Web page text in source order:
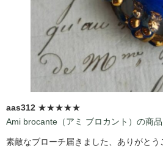
aas312 ★★★★★
Ami brocante（アミ ブロカント）の商
素敵なブローチ届きました、ありがとう